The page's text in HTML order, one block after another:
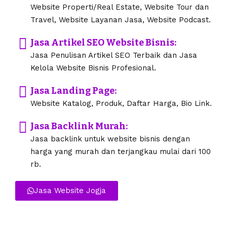
Website Properti/Real Estate, Website Tour dan
Travel, Website Layanan Jasa, Website Podcast.
Jasa Artikel SEO Website Bisnis:
Jasa Penulisan Artikel SEO Terbaik dan Jasa
Kelola Website Bisnis Profesional.
Jasa Landing Page:
Website Katalog, Produk, Daftar Harga, Bio Link.
Jasa Backlink Murah:
Jasa backlink untuk website bisnis dengan
harga yang murah dan terjangkau mulai dari 100
rb.
Jasa Website Jogja